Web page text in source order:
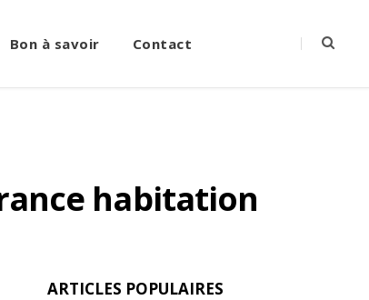
Bon à savoir Contact
habitation
ARTICLES POPULAIRES